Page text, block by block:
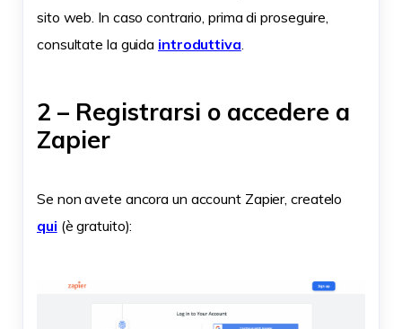
sito web. In caso contrario, prima di proseguire,
consultate la guida introduttiva.
2 – Registrarsi o accedere a
Zapier
Se non avete ancora un account Zapier, createlo
qui (è gratuito):